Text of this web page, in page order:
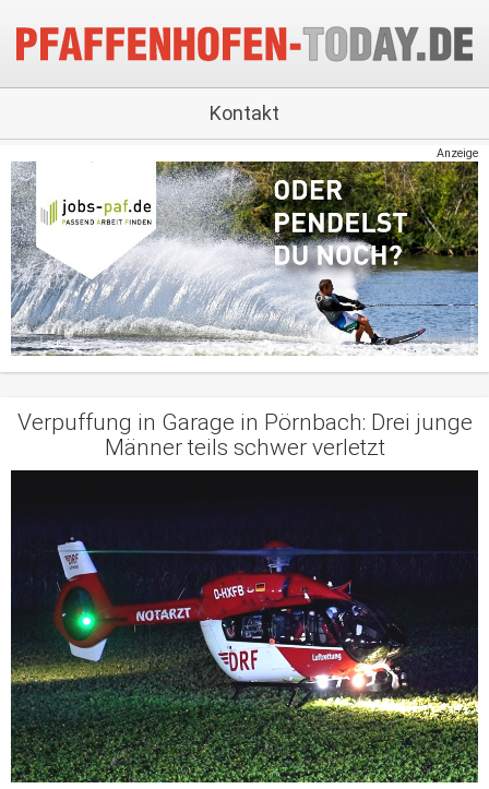
Kontakt
Anzeige
Verpuffung in Garage in Pörnbach: Drei junge
Männer teils schwer verletzt